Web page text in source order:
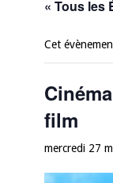
« Tous les
Cet
film
mercredi 27